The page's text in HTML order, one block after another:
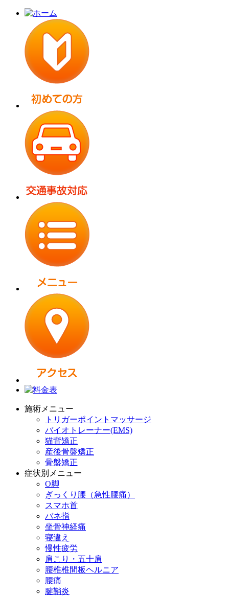
施術メニュー
トリガーポイントマッサージ
バイオトレーナー(EMS)
猫背矯正
産後骨盤矯正
骨盤矯正
症状別メニュー
O脚
ぎっくり腰（急性腰痛）
スマホ首
バネ指
坐骨神経痛
寝違え
慢性疲労
肩こり・五十肩
腰椎椎間板ヘルニア
腰痛
腱鞘炎